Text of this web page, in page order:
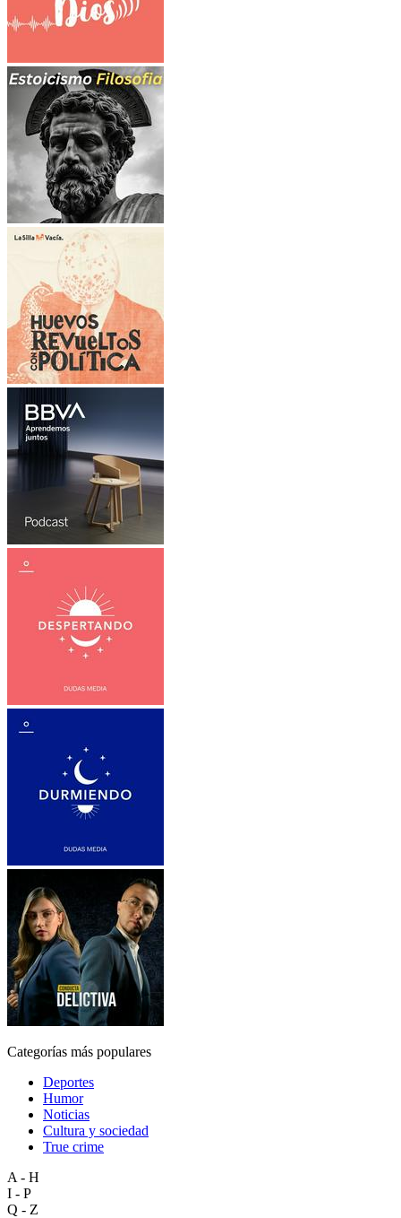
Categorías más populares
Deportes
Humor
Noticias
Cultura y sociedad
True crime
A - H
I - P
Q - Z